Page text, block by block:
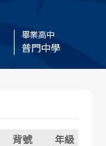
畢業高中
普門中學
背號 年級